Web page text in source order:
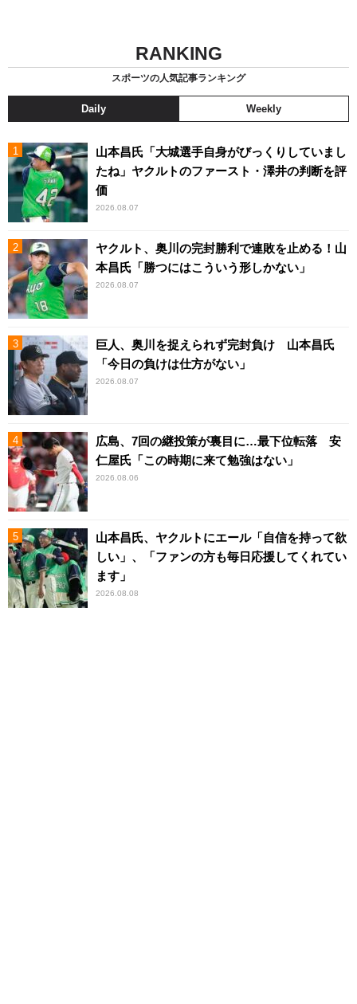
RANKING
スポーツの人気記事ランキング
Daily Weekly
山本昌氏「大城選手自身がびっくりしていまし
たね」ヤクルトのファースト・澤井の判断を評
価
2026.08.07
ヤクルト、奥川の完封勝利で連敗を止める！山
本昌氏「勝つにはこういう形しかない」
2026.08.07
巨人、奥川を捉えられず完封負け 山本昌氏
「今日の負けは仕方がない」
2026.08.07
広島、7回の継投策が裏目に…最下位転落 安
仁屋氏「この時期に来て勉強はない」
2026.08.06
山本昌氏、ヤクルトにエール「自信を持って欲
しい」、「ファンの方も毎日応援してくれてい
ます」
2026.08.08